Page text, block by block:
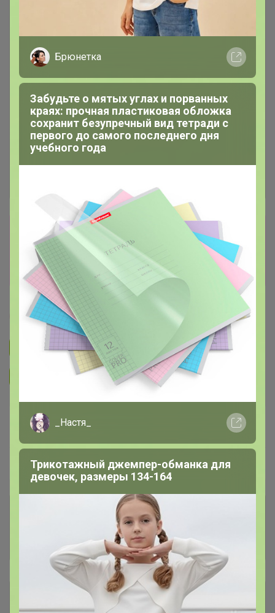
Сбор заказов в данной закупке
завершен
Перейти к текущей закупке
ГЛАМУР
Подписаться на закупку
Подписаться на организатора 1.1K
В архиве Собрано
32 %
Ожидание ~ 16 дней
Комментарии к лотам
Отзывы участников
Условия участия
Брюнетка
Забудьте о мятых углах и порванных
краях: прочная пластиковая обложка
сохранит безупречный вид тетради с
первого до самого последнего дня
учебного года
_Настя_
Трикотажный джемпер-обманка для
девочек, размеры 134-164